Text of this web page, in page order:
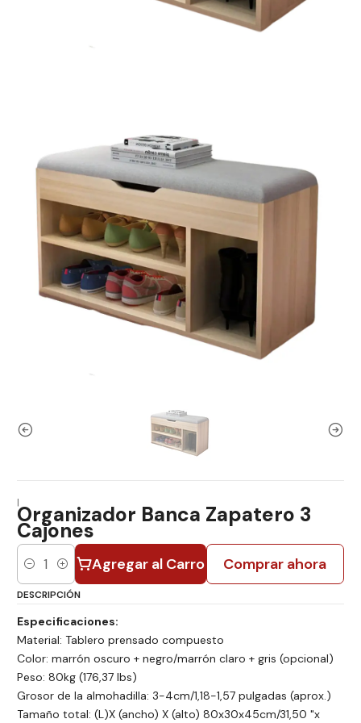
|Organizador Banca Zapatero 3
Cajones
Cantidad Agregar al Carro Comprar ahora
DESCRIPCIÓN
Especificaciones:
Material: Tablero prensado compuesto
Color: marrón oscuro + negro/marrón claro + gris (opcional)
Peso: 80kg (176,37 lbs)
Grosor de la almohadilla: 3-4cm/1,18-1,57 pulgadas (aprox.)
Tamaño total: (L)X (ancho) X (alto) 80x30x45cm/31,50 "x